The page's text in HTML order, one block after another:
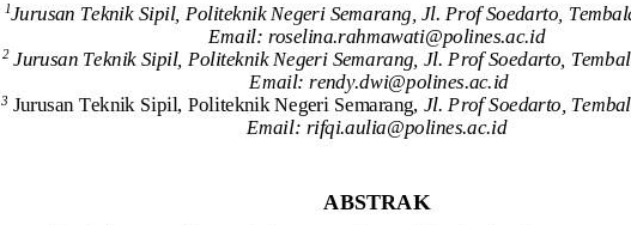
1Jurusan Teknik Sipil, Politeknik Negeri Semarang, Jl. Prof Soedarto,
Email: roselina.rahmawati@polines.ac.id
2 Jurusan Teknik Sipil, Politeknik Negeri Semarang, Jl. Prof Soedarto,
Email: rendy.dwi@polines.ac.id
3 Jurusan Teknik Sipil, Politeknik Negeri Semarang, Jl. Prof Soedarto,
Email: rifqi.aulia@polines.ac.id
ABSTRAK